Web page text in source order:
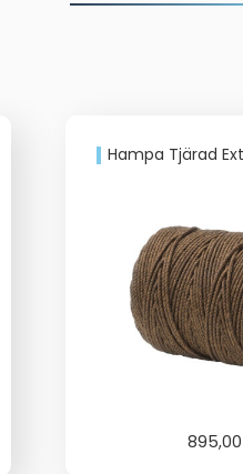
Hampa Tjärad
895,00